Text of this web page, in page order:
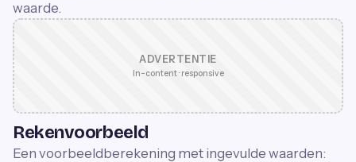
waarde.
ADVERTENTIE
In-content · responsive
Rekenvoorbeeld
Een voorbeeldberekening met ingevulde waarden: